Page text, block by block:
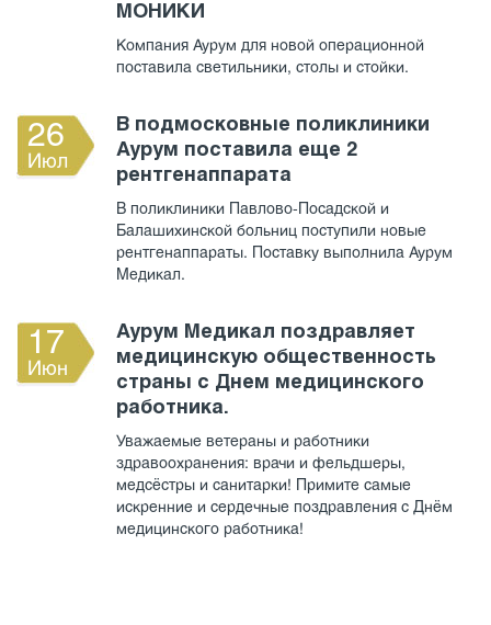
МОНИКИ
Компания Аурум для новой операционной
поставила светильники, столы и стойки.
26
Июл
В подмосковные поликлиники
Аурум поставила еще 2
рентгенаппарата
В поликлиники Павлово-Посадской и
Балашихинской больниц поступили новые
рентгенаппараты. Поставку выполнила Аурум
Медикал.
17
Июн
Аурум Медикал поздравляет
медицинскую общественность
страны с Днем медицинского
работника.
Уважаемые ветераны и работники
здравоохранения: врачи и фельдшеры,
медсёстры и санитарки! Примите самые
искренние и сердечные поздравления с Днём
медицинского работника!